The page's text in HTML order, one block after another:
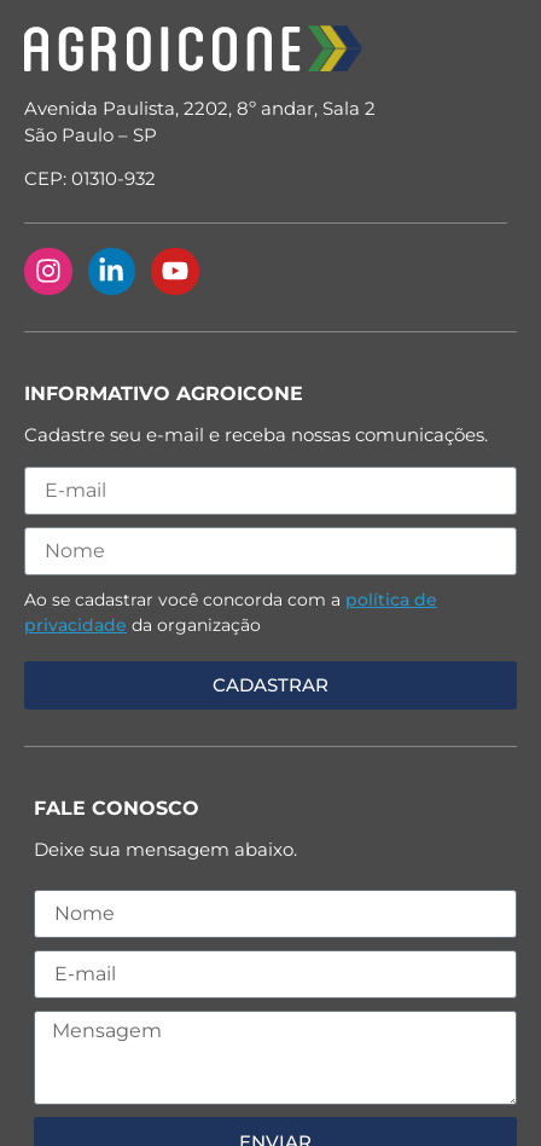
Avenida Paulista, 2202, 8º andar, Sala 2
São Paulo – SP
CEP: 01310-932
INFORMATIVO AGROICONE
Cadastre seu e-mail e receba nossas comunicações.
Ao se cadastrar você concorda com a política de
privacidade da organização
FALE CONOSCO
Deixe sua mensagem abaixo.
ENVIAR